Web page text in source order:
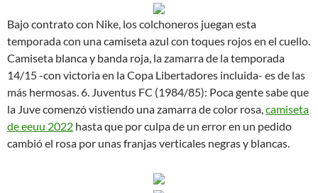
Bajo contrato con Nike, los colchoneros juegan esta
temporada con una camiseta azul con toques rojos en el cuello.
Camiseta blanca y banda roja, la zamarra de la temporada
14/15 -con victoria en la Copa Libertadores incluida- es de las
más hermosas. 6. Juventus FC (1984/85): Poca gente sabe que
la Juve comenzó vistiendo una zamarra de color rosa,camiseta
de eeuu 2022 hasta que por culpa de un error en un pedido
cambió el rosa por unas franjas verticales negras y blancas.